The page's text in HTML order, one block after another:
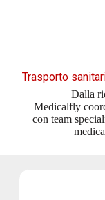
Trasporto
Dalla
Medicalfly
con team